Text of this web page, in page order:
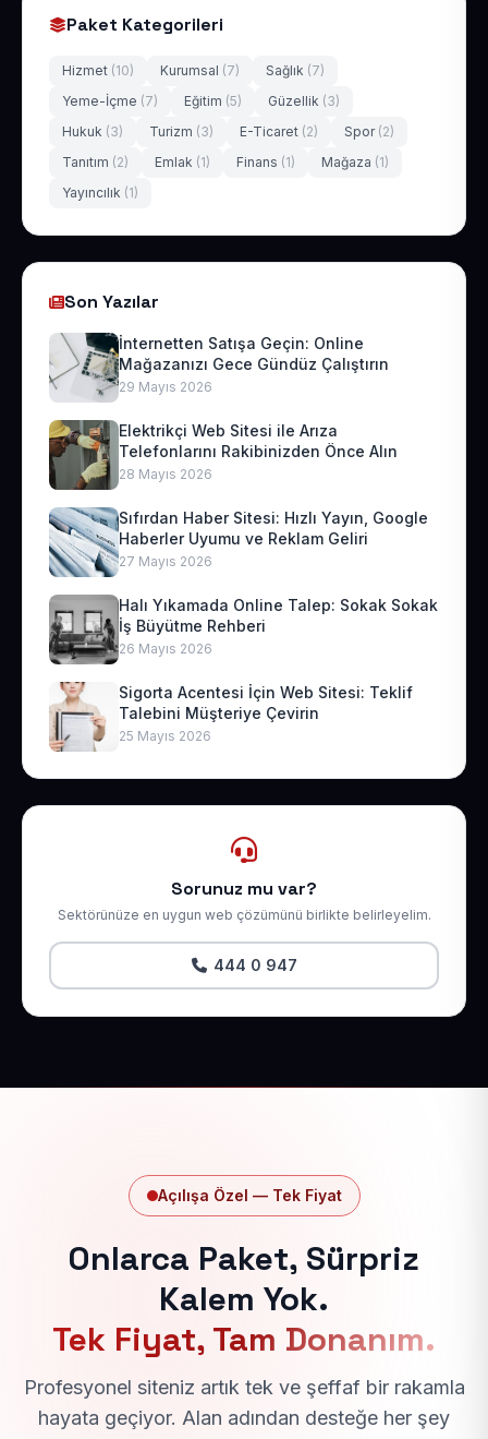
Paket Kategorileri
Hizmet (10) Kurumsal (7) Sağlık (7)
Yeme-İçme (7) Eğitim (5) Güzellik (3)
Hukuk (3) Turizm (3) E-Ticaret (2) Spor (2)
Tanıtım (2) Emlak (1) Finans (1) Mağaza (1)
Yayıncılık (1)
Son Yazılar
İnternetten Satışa Geçin: Online
Mağazanızı Gece Gündüz Çalıştırın
29 Mayıs 2026
Elektrikçi Web Sitesi ile Arıza
Telefonlarını Rakibinizden Önce Alın
28 Mayıs 2026
Sıfırdan Haber Sitesi: Hızlı Yayın, Google
Haberler Uyumu ve Reklam Geliri
27 Mayıs 2026
Halı Yıkamada Online Talep: Sokak Sokak
İş Büyütme Rehberi
26 Mayıs 2026
Sigorta Acentesi İçin Web Sitesi: Teklif
Talebini Müşteriye Çevirin
25 Mayıs 2026
Sorunuz mu var?
Sektörünüze en uygun web çözümünü birlikte belirleyelim.
444 0 947
Açılışa Özel — Tek Fiyat
Onlarca Paket, Sürpriz
Kalem Yok.
Tek Fiyat, Tam Donanım.
Profesyonel siteniz artık tek ve şeffaf bir rakamla
hayata geçiyor. Alan adından desteğe her şey